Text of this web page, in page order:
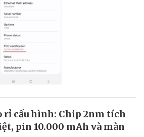
rỉ cấu hình: Chip 2nm tích
pin 10.000 mAh và màn